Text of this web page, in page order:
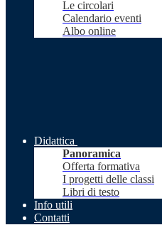
Le circolari
Calendario eventi
Albo online
Didattica
Panoramica
Offerta formativa
I progetti delle classi
Libri di testo
Info utili
Contatti